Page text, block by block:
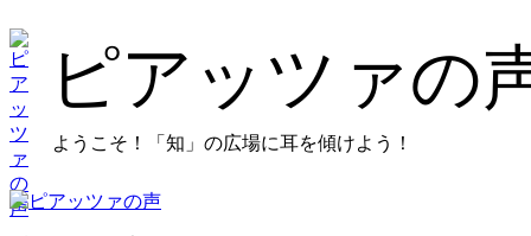
ン
テ
ン
ツ
に
ス
キ
ッ
ピアッツァの
ようこそ！「知」の広場に耳を傾けよう！
プ